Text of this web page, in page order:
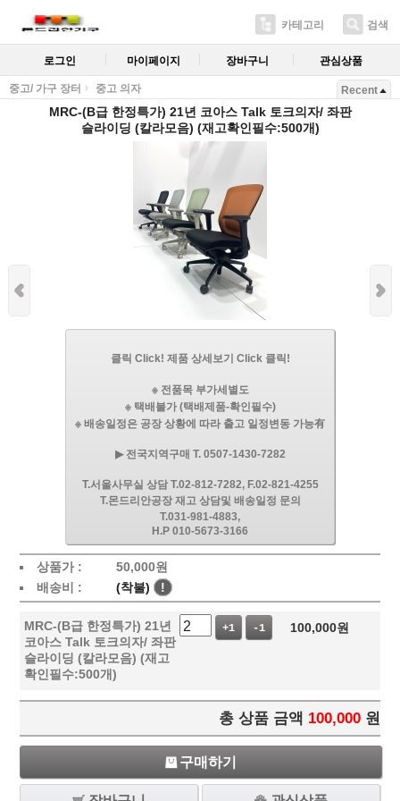
카테고리 검색
로그인 마이페이지 장바구니 관심상품
중고/ 가구 장터 중고 의자 Recent
MRC-(B급 한정특가) 21년 코아스 Talk 토크의자/ 좌판
슬라이딩 (칼라모음) (재고확인필수:500개)
클릭 Click! 제품 상세보기 Click 클릭!
※ 전품목 부가세별도
※ 택배불가 (택배제품-확인필수)
※ 배송일정은 공장 상황에 따라 출고 일정변동 가능有
▶ 전국지역구매 T. 0507-1430-7282
T.서울사무실 상담 T.02-812-7282, F.02-821-4255
T.몬드리안공장 재고 상담및 배송일정 문의
T.031-981-4883,
H.P 010-5673-3166
상품가 : 50,000원
배송비 :
(착불) !
MRC-(B급 한정특가) 21년
코아스 Talk 토크의자/ 좌판
슬라이딩 (칼라모음) (재고
확인필수:500개)
+1 -1 100,000원
총 상품 금액 100,000 원
구매하기